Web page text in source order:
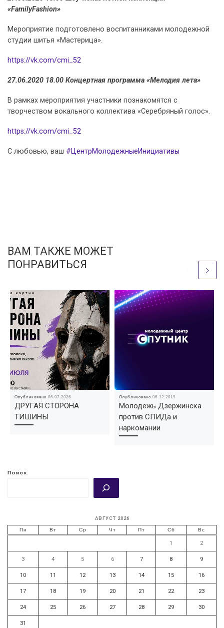
«FamilyFashion»
Мероприятие подготовлено воспитанниками молодежной
студии шитья «Мастерица».
https://vk.com/cmi_52
27.06.2020 18.00 Концертная программа «Мелодия лета»
В рамках мероприятия участники познакомятся с
творчеством вокального коллектива «Серебряный голос».
https://vk.com/cmi_52
С любовью, ваш #ЦентрМолодежныеИнициативы
ВАМ ТАКЖЕ МОЖЕТ
ПОНРАВИТЬСЯ
Опубликовано06.07.2026
ДРУГАЯ СТОРОНА
ТИШИНЫ
Опубликовано06.12.2019
Молодежь Дзержинска
против СПИДа и
наркомании
Поиск
АВГУСТ 2026
Пн Вт Ср Чт Пт Сб Вс
1 2
3 4 5 6 7 8 9
10 11 12 13 14 15 16
17 18 19 20 21 22 23
24 25 26 27 28 29 30
31